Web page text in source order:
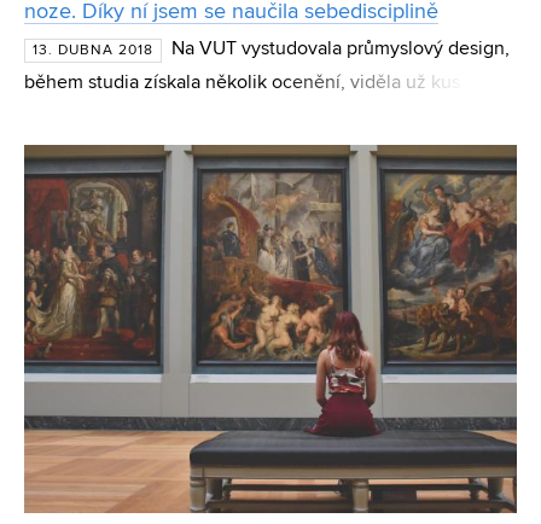
noze. Díky ní jsem se naučila sebedisciplině
13. DUBNA 2018
Na VUT vystudovala průmyslový design,
během studia získala několik ocenění, viděla už kus světa
Charlota Blunárová zůstává nohama na zemi, ráda se